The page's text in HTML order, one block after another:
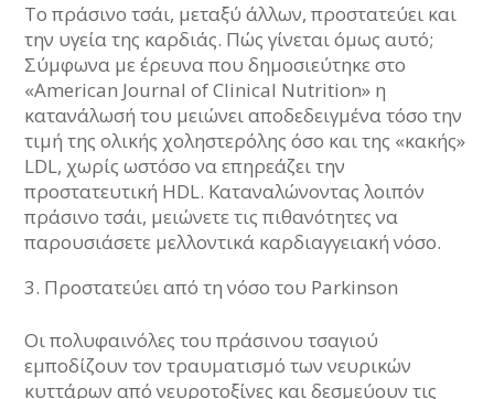
Το πράσινο τσάι, μεταξύ άλλων, προστατεύει και
την υγεία της καρδιάς. Πώς γίνεται όμως αυτό;
Σύμφωνα με έρευνα που δημοσιεύτηκε στο
«American Journal of Clinical Nutrition» η
κατανάλωσή του μειώνει αποδεδειγμένα τόσο την
τιμή της ολικής χοληστερόλης όσο και της «κακής»
LDL, χωρίς ωστόσο να επηρεάζει την
προστατευτική HDL. Καταναλώνοντας λοιπόν
πράσινο τσάι, μειώνετε τις πιθανότητες να
παρουσιάσετε μελλοντικά καρδιαγγειακή νόσο.
Προστατεύει από τη νόσο του Parkinson
Οι πολυφαινόλες του πράσινου τσαγιού
εμποδίζουν τον τραυματισμό των νευρικών
κυττάρων από νευροτοξίνες και δεσμεύουν τις